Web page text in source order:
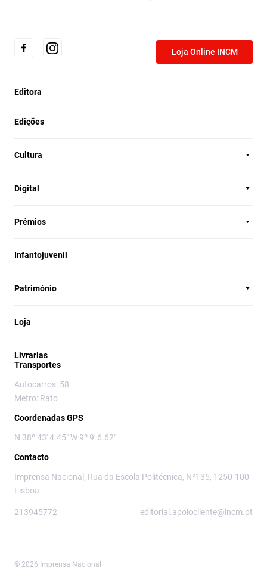
Loja Online INCM
Editora
Edições
Cultura
Digital
Prémios
Infantojuvenil
Património
Loja
Livrarias
Transportes
Autocarros: 58
Metro: Rato
Coordenadas GPS
N 38º 43' 4.45" W 9º 9' 6.62"
Contacto
Imprensa Nacional, Rua da Escola Politécnica, Nº135, 1250-100
Lisboa
213945772 editorial.apoiocliente@incm.pt
© 2026 Imprensa Nacional